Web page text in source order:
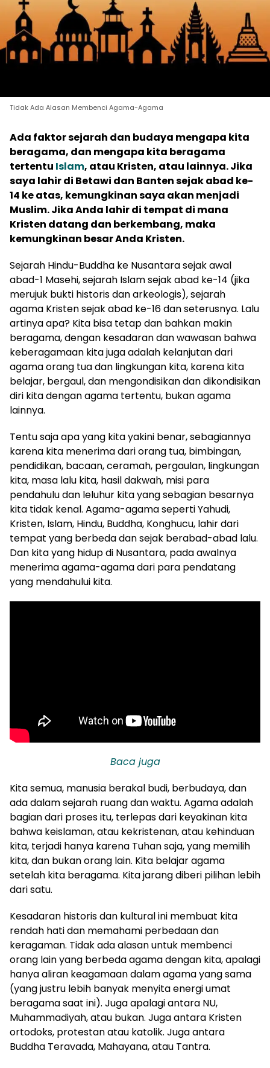
Tidak Ada Alasan Membenci Agama-Agama
Ada faktor sejarah dan budaya mengapa kita
beragama, dan mengapa kita beragama
tertentu Islam, atau Kristen, atau lainnya. Jika
saya lahir di Betawi dan Banten sejak abad ke-
14 ke atas, kemungkinan saya akan menjadi
Muslim. Jika Anda lahir di tempat di mana
Kristen datang dan berkembang, maka
kemungkinan besar Anda Kristen.
Sejarah Hindu-Buddha ke Nusantara sejak awal
abad-1 Masehi, sejarah Islam sejak abad ke-14 (jika
merujuk bukti historis dan arkeologis), sejarah
agama Kristen sejak abad ke-16 dan seterusnya. Lalu
artinya apa? Kita bisa tetap dan bahkan makin
beragama, dengan kesadaran dan wawasan bahwa
keberagamaan kita juga adalah kelanjutan dari
agama orang tua dan lingkungan kita, karena kita
belajar, bergaul, dan mengondisikan dan dikondisikan
diri kita dengan agama tertentu, bukan agama
lainnya.
Tentu saja apa yang kita yakini benar, sebagiannya
karena kita menerima dari orang tua, bimbingan,
pendidikan, bacaan, ceramah, pergaulan, lingkungan
kita, masa lalu kita, hasil dakwah, misi para
pendahulu dan leluhur kita yang sebagian besarnya
kita tidak kenal. Agama-agama seperti Yahudi,
Kristen, Islam, Hindu, Buddha, Konghucu, lahir dari
tempat yang berbeda dan sejak berabad-abad lalu.
Dan kita yang hidup di Nusantara, pada awalnya
menerima agama-agama dari para pendatang
yang mendahului kita.
Baca juga
Kita semua, manusia berakal budi, berbudaya, dan
ada dalam sejarah ruang dan waktu. Agama adalah
bagian dari proses itu, terlepas dari keyakinan kita
bahwa keislaman, atau kekristenan, atau kehinduan
kita, terjadi hanya karena Tuhan saja, yang memilih
kita, dan bukan orang lain. Kita belajar agama
setelah kita beragama. Kita jarang diberi pilihan lebih
dari satu.
Kesadaran historis dan kultural ini membuat kita
rendah hati dan memahami perbedaan dan
keragaman. Tidak ada alasan untuk membenci
orang lain yang berbeda agama dengan kita, apalagi
hanya aliran keagamaan dalam agama yang sama
(yang justru lebih banyak menyita energi umat
beragama saat ini). Juga apalagi antara NU,
Muhammadiyah, atau bukan. Juga antara Kristen
ortodoks, protestan atau katolik. Juga antara
Buddha Teravada, Mahayana, atau Tantra.